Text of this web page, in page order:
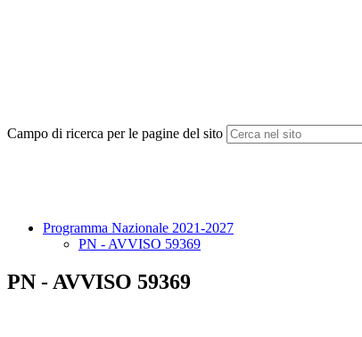
Campo di ricerca per le pagine del sito
Programma Nazionale 2021-2027
PN - AVVISO 59369
PN - AVVISO 59369